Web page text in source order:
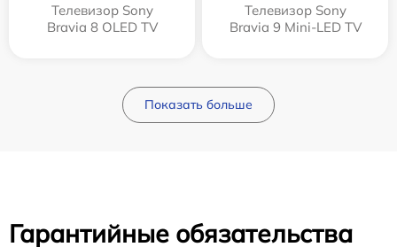
Телевизор Sony
Bravia 8 OLED TV
Телевизор Sony
Bravia 9 Mini-LED TV
Показать больше
Гарантийные обязательства